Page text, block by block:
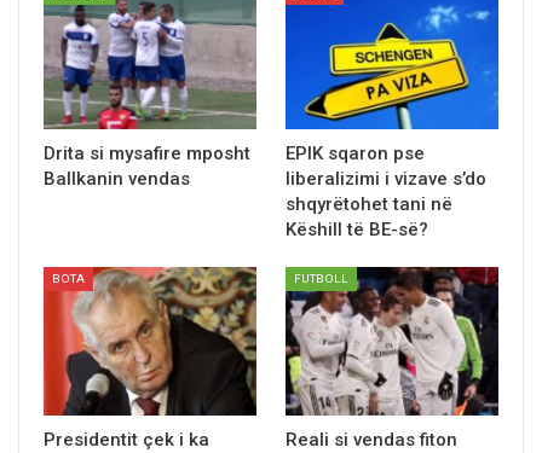
Drita si mysafire mposht
Ballkanin vendas
EPIK sqaron pse
liberalizimi i vizave s’do
shqyrёtohet tani në
Këshill të BE-së?
BOTA
Presidentit çek i ka
FUTBOLL
Reali si vendas fiton